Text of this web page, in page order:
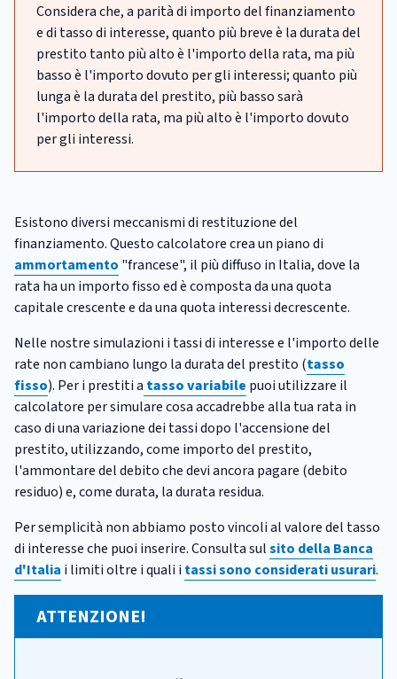
Considera che, a parità di importo del finanziamento
e di tasso di interesse, quanto più breve è la durata del
prestito tanto più alto è l'importo della rata, ma più
basso è l'importo dovuto per gli interessi; quanto più
lunga è la durata del prestito, più basso sarà
l'importo della rata, ma più alto è l'importo dovuto
per gli interessi.
Esistono diversi meccanismi di restituzione del
finanziamento. Questo calcolatore crea un piano di
ammortamento "francese", il più diffuso in Italia, dove la
rata ha un importo fisso ed è composta da una quota
capitale crescente e da una quota interessi decrescente.
Nelle nostre simulazioni i tassi di interesse e l'importo delle
rate non cambiano lungo la durata del prestito (tasso
fisso). Per i prestiti a tasso variabile puoi utilizzare il
calcolatore per simulare cosa accadrebbe alla tua rata in
caso di una variazione dei tassi dopo l'accensione del
prestito, utilizzando, come importo del prestito,
l'ammontare del debito che devi ancora pagare (debito
residuo) e, come durata, la durata residua.
Per semplicità non abbiamo posto vincoli al valore del tasso
di interesse che puoi inserire. Consulta sulsito della Banca
d'Italia i limiti oltre i quali i tassi sono considerati usurari.
ATTENZIONE!